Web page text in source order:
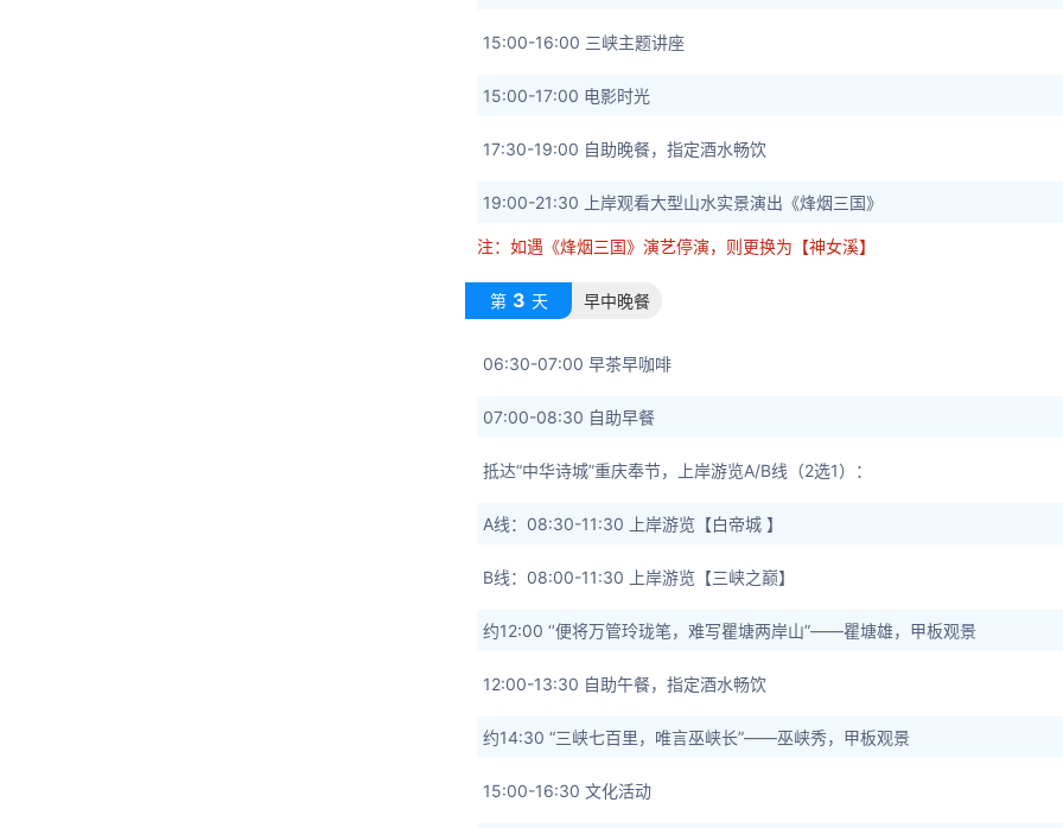
15:00-16:00 三峡主题讲座
15:00-17:00 电影时光
17:30-19:00 自助晚餐，指定酒水畅饮
19:00-21:30 上岸观看大型山水实景演出《烽烟三国》
注：如遇《烽烟三国》演艺停演，则更换为【神女溪】
第 3 天 早中晚餐
06:30-07:00 早茶早咖啡
07:00-08:30 自助早餐
抵达“中华诗城”重庆奉节，上岸游览A/B线（2选1）：
A线：08:30-11:30 上岸游览【白帝城 】
B线：08:00-11:30 上岸游览【三峡之巅】
约12:00 ‘’便将万管玲珑笔，难写瞿塘两岸山”——瞿塘雄，甲板观景
12:00-13:30 自助午餐，指定酒水畅饮
约14:30 “三峡七百里，唯言巫峡长”——巫峡秀，甲板观景
15:00-16:30 文化活动